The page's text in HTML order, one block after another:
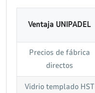
Ventaja UNIPADEL
Precios de fábrica
directos
Vidrio templado HST